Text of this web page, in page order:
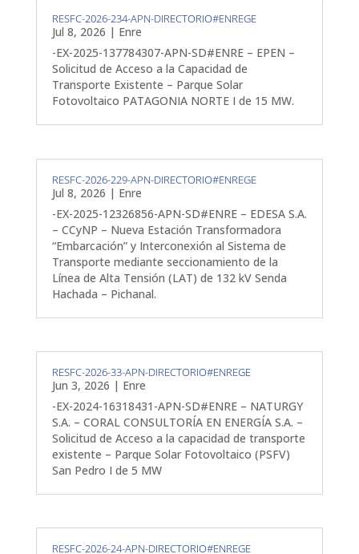
RESFC-2026-234-APN-DIRECTORIO#ENREGE
Jul 8, 2026 | Enre
-EX-2025-137784307-APN-SD#ENRE – EPEN –
Solicitud de Acceso a la Capacidad de
Transporte Existente – Parque Solar
Fotovoltaico PATAGONIA NORTE I de 15 MW.
RESFC-2026-229-APN-DIRECTORIO#ENREGE
Jul 8, 2026 | Enre
-EX-2025-12326856-APN-SD#ENRE – EDESA S.A.
– CCyNP – Nueva Estación Transformadora
“Embarcación” y Interconexión al Sistema de
Transporte mediante seccionamiento de la
Línea de Alta Tensión (LAT) de 132 kV Senda
Hachada – Pichanal.
RESFC-2026-33-APN-DIRECTORIO#ENREGE
Jun 3, 2026 | Enre
-EX-2024-16318431-APN-SD#ENRE – NATURGY
S.A. – CORAL CONSULTORÍA EN ENERGÍA S.A. –
Solicitud de Acceso a la capacidad de transporte
existente – Parque Solar Fotovoltaico (PSFV)
San Pedro I de 5 MW
RESFC-2026-24-APN-DIRECTORIO#ENREGE